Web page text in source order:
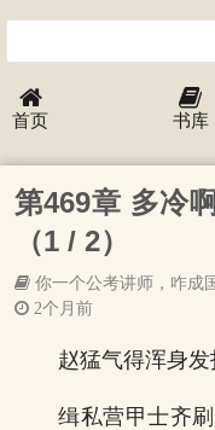
首页 书库
第469章 多冷
（1 / 2）
你一个公考讲师，咋成
2个月前
赵猛气得浑身发
缉私营甲士齐